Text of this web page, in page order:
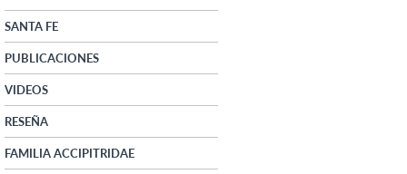
SANTA FE
PUBLICACIONES
VIDEOS
RESEÑA
FAMILIA ACCIPITRIDAE